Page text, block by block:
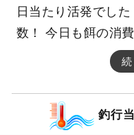
日当たり活発でし
数！ 今日も餌の消
釣行